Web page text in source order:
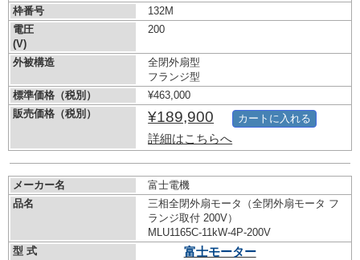
枠番号
132M
電圧
(V)
200
外被構造
全閉外扇型
フランジ型
標準価格（税別）
¥463,000
販売価格（税別）
¥189,900
詳細はこちらへ
カートに入れる
メーカー名
富士電機
品名
三相全閉外扇モータ（全閉外扇モータ フ
ランジ取付 200V）
MLU1165C-11kW-4P-200V
型 式
富士モーター